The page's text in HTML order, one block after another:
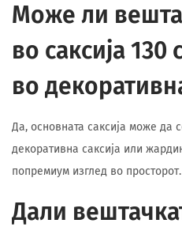
Може ли
во саксија 130
во
Да, основната саксија може да
декоративна саксија или
попремиум изглед во просторот.
Дали